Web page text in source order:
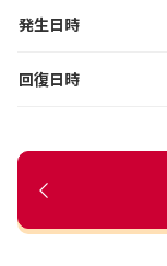
発生日時
回復日時